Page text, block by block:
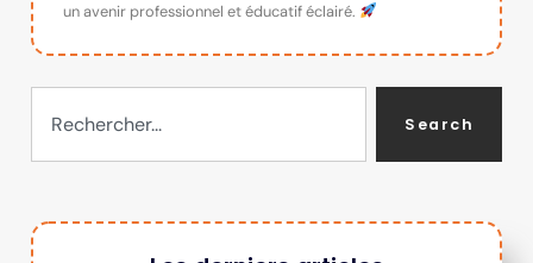
un avenir professionnel et éducatif éclairé.
Search